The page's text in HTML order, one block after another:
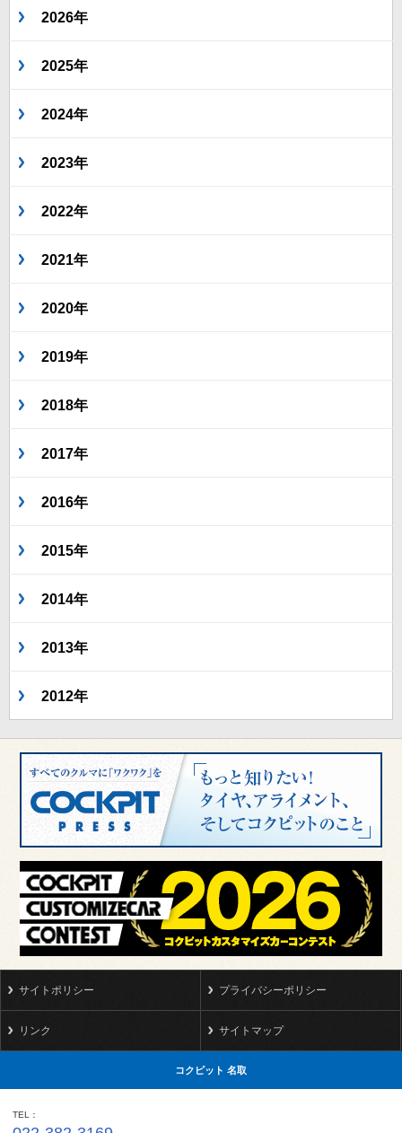
2026年
2025年
2024年
2023年
2022年
2021年
2020年
2019年
2018年
2017年
2016年
2015年
2014年
2013年
2012年
サイトポリシー プライバシーポリシー
リンク サイトマップ
コクピット 名取
TEL